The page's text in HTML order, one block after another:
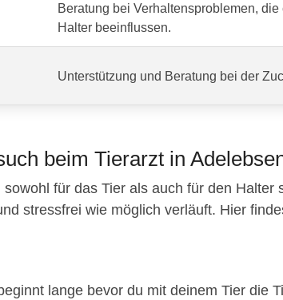
Beratung bei Verhaltensproblemen,
Halter beeinflussen.
Unterstützung und Beratung bei der
beim Tierarzt in
für das Tier als auch für den
stressfrei wie möglich verläuft. Hier
lange bevor du mit deinem Tier die